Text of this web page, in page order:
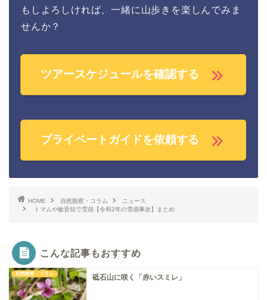
もしよろしければ、一緒に山歩きを楽しんでみま
せんか？
ツアースケジュールを確認する
プライベートガイドを依頼する
HOME 自然観察・コラム
ニュース
トマムや敏音知で雪崩【令和2年の雪崩事故】まとめ
こんな記事もおすすめ
自然観察・コラム 砥石山に咲く「赤いスミレ」